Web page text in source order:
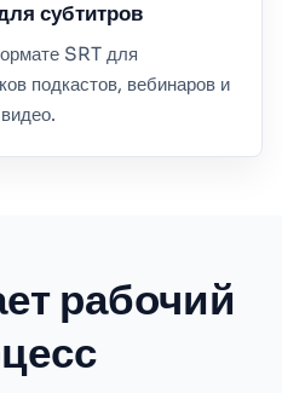
субтитров
SRT для
подкастов, вебинаров и
рабочий